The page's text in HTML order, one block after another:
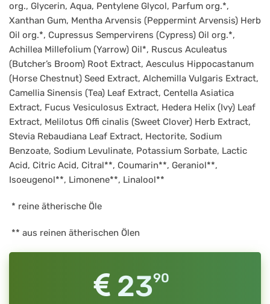
org., Glycerin, Aqua, Pentylene Glycol, Parfum org.*,
Xanthan Gum, Mentha Arvensis (Peppermint Arvensis) Herb
Oil org.*, Cupressus Sempervirens (Cypress) Oil org.*,
Achillea Millefolium (Yarrow) Oil*, Ruscus Aculeatus
(Butcher’s Broom) Root Extract, Aesculus Hippocastanum
(Horse Chestnut) Seed Extract, Alchemilla Vulgaris Extract,
Camellia Sinensis (Tea) Leaf Extract, Centella Asiatica
Extract, Fucus Vesiculosus Extract, Hedera Helix (Ivy) Leaf
Extract, Melilotus Offi cinalis (Sweet Clover) Herb Extract,
Stevia Rebaudiana Leaf Extract, Hectorite, Sodium
Benzoate, Sodium Levulinate, Potassium Sorbate, Lactic
Acid, Citric Acid, Citral**, Coumarin**, Geraniol**,
Isoeugenol**, Limonene**, Linalool**
* reine ätherische Öle
** aus reinen ätherischen Ölen
2390